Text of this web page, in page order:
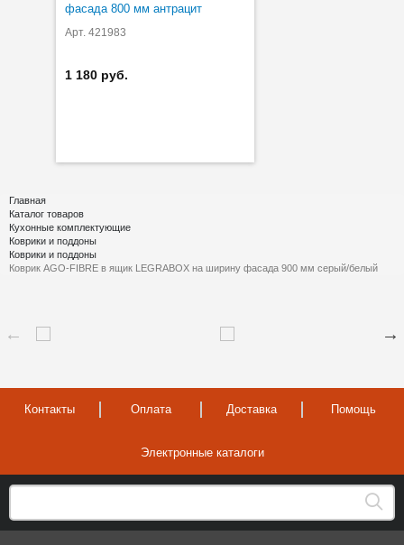
фасада 800 мм антрацит
Арт. 421983
1 180 руб.
Главная
Каталог товаров
Кухонные комплектующие
Коврики и поддоны
Коврики и поддоны
Коврик AGO-FIBRE в ящик LEGRABOX на ширину фасада 900 мм серый/белый
Контакты Оплата Доставка Помощь
Электронные каталоги